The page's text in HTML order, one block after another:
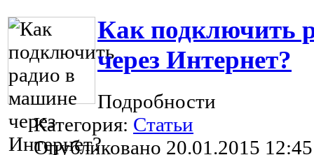
Как подключить
через Интернет?
Подробности
Категория: Статьи
Опубликовано 20.01.2015 12:45